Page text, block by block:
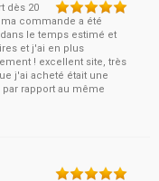
dès 20
commande a été
le temps estimé et
et j'ai en plus
! excellent site, très
j'ai acheté était une
rapport au même